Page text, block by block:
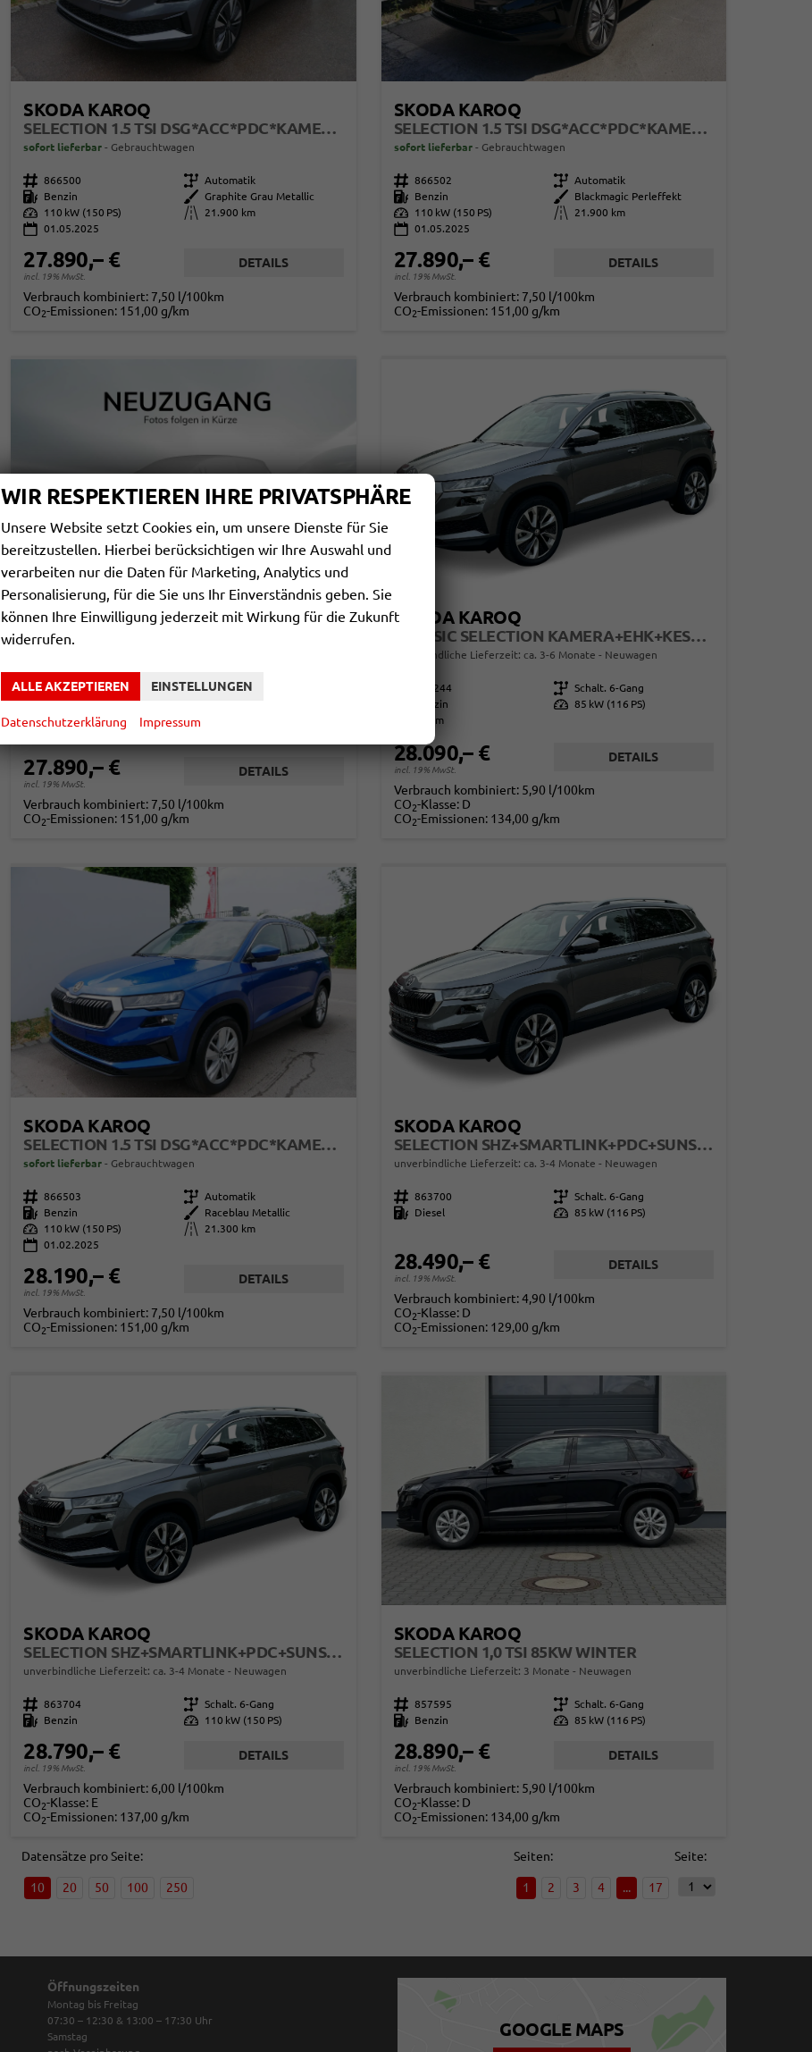
SKODA KAROQ
SELECTION 1.5 TSI DSG*ACC*PDC*KAMERA*TEMPOMAT*LED*SMARTLINK*KLIMA*RADIO*17-ZOLL
sofort lieferbar Gebrauchtwagen
Fahrzeugnr. 866500 Getriebe Automatik
Kraftstoff
Benzin Außenfarbe
Graphite Grau Metallic
Leistung
110 kW (150 PS) Kilometerstand
21.900 km
01.05.2025
27.890,– €
incl. 19% MwSt.
DETAILS
Verbrauch kombiniert: 7,50 l/100km
CO2-Emissionen: 151,00 g/km
SKODA KAROQ
SELECTION 1.5 TSI DSG*ACC*PDC*KAMERA*TEMPOMAT*LED*SMARTLINK*KLIMA*RADIO*17-ZOLL
sofort lieferbar Gebrauchtwagen
Fahrzeugnr. 866502 Getriebe Automatik
Kraftstoff
Benzin Außenfarbe
Blackmagic Perleffekt
Leistung
110 kW (150 PS) Kilometerstand
21.900 km
01.05.2025
27.890,– €
incl. 19% MwSt.
DETAILS
Verbrauch kombiniert: 7,50 l/100km
CO2-Emissionen: 151,00 g/km
SKODA KAROQ
Fahrzeugnr. 866901 Getriebe Automatik
Kraftstoff Benzin
Leistung 110 kW (150 PS) Kilometerstand
27.890,– €
incl. 19% MwSt.
DETAILS
Verbrauch kombiniert: 7,50 l/100km
CO2-Emissionen: 151,00 g/km
SKODA KAROQ
CLASSIC SELECTION KAMERA+EHK+KESSY+SHZ+SMARTLINK+LED+16" ALU
unverbindliche Lieferzeit: ca. 3-6 Monate Neuwagen
860244 Getriebe Schalt. 6-Gang
Benzin Leistung 85 kW (116 PS)
10 km
28.090,– €
incl. 19% MwSt.
DETAILS
Verbrauch kombiniert: 5,90 l/100km
CO2-Klasse: D
CO2-Emissionen: 134,00 g/km
SKODA KAROQ
SELECTION 1.5 TSI DSG*ACC*PDC*KAMERA*TEMPOMAT*LED*SMARTLINK*KLIMA*RADIO*17-ZOLL
sofort lieferbar Gebrauchtwagen
Fahrzeugnr. 866503 Getriebe Automatik
Kraftstoff
Benzin Außenfarbe
Raceblau Metallic
Leistung
110 kW (150 PS) Kilometerstand
21.300 km
01.02.2025
28.190,– €
incl. 19% MwSt.
DETAILS
Verbrauch kombiniert: 7,50 l/100km
CO2-Emissionen: 151,00 g/km
SKODA KAROQ
SELECTION SHZ+SMARTLINK+PDC+SUNSET+LED
unverbindliche Lieferzeit: ca. 3-4 Monate Neuwagen
Fahrzeugnr. 863700 Getriebe Schalt. 6-Gang
Kraftstoff
Diesel Leistung 85 kW (116 PS)
28.490,– €
incl. 19% MwSt.
DETAILS
Verbrauch kombiniert:4,90 l/100km
CO2-Klasse: D
CO2-Emissionen: 129,00 g/km
SKODA KAROQ
SELECTION SHZ+SMARTLINK+PDC+SUNSET+LED
unverbindliche Lieferzeit: ca. 3-4 Monate Neuwagen
Fahrzeugnr. 863704 Getriebe Schalt. 6-Gang
Kraftstoff
Benzin Leistung 110 kW (150 PS)
28.790,– €
incl. 19% MwSt.
DETAILS
Verbrauch kombiniert: 6,00 l/100km
CO2-Klasse: E
CO2-Emissionen: 137,00 g/km
SKODA KAROQ
SELECTION 1,0 TSI 85KW WINTER
unverbindliche Lieferzeit: 3 Monate Neuwagen
Fahrzeugnr. 857595 Getriebe Schalt. 6-Gang
Kraftstoff
Benzin Leistung 85 kW (116 PS)
28.890,– €
incl. 19% MwSt.
DETAILS
Verbrauch kombiniert: 5,90 l/100km
CO2-Klasse: D
CO2-Emissionen: 134,00 g/km
Datensätze pro Seite:
10 20 50 100 250
Seite:
Seiten:
1 2 3 4 ... 17
Öffnungszeiten
Montag bis Freitag
07:30 – 12:30 & 13:00 – 17:30 Uhr
Samstag
GOOGLE MAPS
WIR RESPEKTIEREN IHRE PRIVATSPHÄRE
Unsere Website setzt Cookies ein, um unsere Dienste für Sie
bereitzustellen. Hierbei berücksichtigen wir Ihre Auswahl und
verarbeiten nur die Daten für Marketing, Analytics und
Personalisierung, für die Sie uns Ihr Einverständnis geben. Sie
können Ihre Einwilligung jederzeit mit Wirkung für die Zukunft
widerrufen.
ALLE AKZEPTIEREN EINSTELLUNGEN
Datenschutzerklärung Impressum